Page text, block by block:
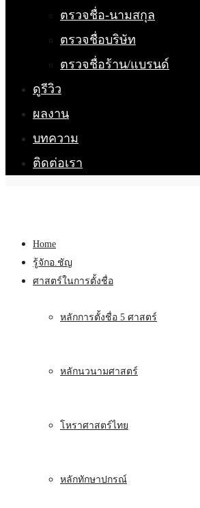
ตรวจชื่อ-นามสกุล
ตรวจชื่อบริษัท
ตรวจชื่อร้าน/แบรนด์
ดูรีวิว
ผลงาน
บทความ
ติดต่อเรา
Home
รู้จักอ.ชัญ
ศาสตร์ในการตั้งชื่อ
หลักการตั้งชื่อ 5 ศาสตร์
หลักนวนามศาสตร์
โหราศาสตร์ไทย
หลักทักษาปกรณ์